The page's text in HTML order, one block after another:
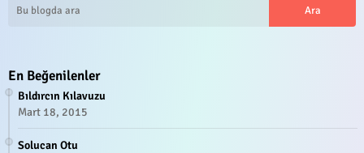
En Beğenilenler
Bıldırcın Kılavuzu
Mart 18, 2015
Solucan Otu